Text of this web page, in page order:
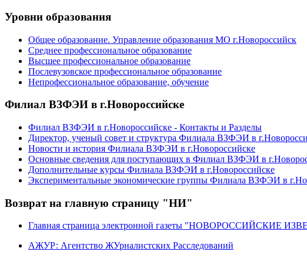
Уровни образования
Общее образование. Управление образования МО г.Новороссийск
Среднее профессиональное образование
Высшее профессиональное образование
Послевузовское профессиональное образование
Непрофессиональное образование, обучение
Филиал ВЗФЭИ в г.Новороссийске
Филиал ВЗФЭИ в г.Новороссийске - Контакты и Разделы
Директор, ученый совет и структура Филиала ВЗФЭИ в
Новости и история Филиала ВЗФЭИ в г.Новороссийске
Основные сведения для поступающих в Филиал ВЗФЭИ в
Дополнительные курсы Филиала ВЗФЭИ в г.Новороссийске
Экспериментальные экономические группы Филиала ВЗФЭИ в
Возврат на главную страницу "НИ"
Главная страница электронной газеты "НОВОРОССИЙСКИЕ
АЖУР: Агентство ЖУрналистских Расследований